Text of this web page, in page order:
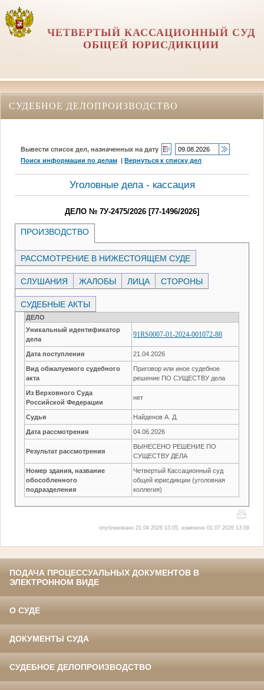
ЧЕТВЕРТЫЙ КАССАЦИОННЫЙ СУД
ОБЩЕЙ ЮРИСДИКЦИИ
СУДЕБНОЕ ДЕЛОПРОИЗВОДСТВО
Вывести список дел, назначенных на дату
Поиск информации по делам |Вернуться к списку дел
Уголовные дела - кассация
ДЕЛО № 7У-2475/2026 [77-1496/2026]
ПРОИЗВОДСТВО
РАССМОТРЕНИЕ В НИЖЕСТОЯЩЕМ СУДЕ
СЛУШАНИЯ ЖАЛОБЫ ЛИЦА СТОРОНЫ
СУДЕБНЫЕ АКТЫ
ДЕЛО
Уникальный идентификатор
дела
91RS0007-01-2024-001072-88
Дата поступления 21.04.2026
Вид обжалуемого судебного
акта
Приговор или иное судебное
решение ПО СУЩЕСТВУ дела
Из Верховного Суда
Российской Федерации
нет
Судья Найденов А. Д.
Дата рассмотрения 04.06.2026
Результат рассмотрения
ВЫНЕСЕНО РЕШЕНИЕ ПО
СУЩЕСТВУ ДЕЛА
Номер здания, название
обособленного
подразделения
Четвертый Кассационный суд
общей юрисдикции (уголовная
коллегия)
опубликовано 21.04.2026 13:05, изменено 01.07.2026 13:09
ПОДАЧА ПРОЦЕССУАЛЬНЫХ ДОКУМЕНТОВ В
ЭЛЕКТРОННОМ ВИДЕ
О СУДЕ
ДОКУМЕНТЫ СУДА
СУДЕБНОЕ ДЕЛОПРОИЗВОДСТВО